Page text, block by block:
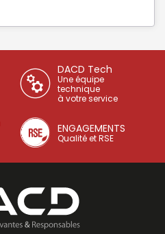
DACD Tech
Une équipe
technique
à votre service
ENGAGEMENTS
Qualité et RSE